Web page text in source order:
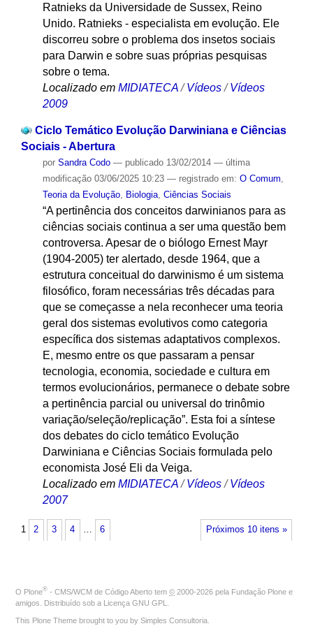
Ratnieks da Universidade de Sussex, Reino
Unido. Ratnieks - especialista em evolução. Ele
discorreu sobre o problema dos insetos sociais
para Darwin e sobre suas próprias pesquisas
sobre o tema.
Localizado em MIDIATECA /Vídeos /Vídeos
2009
Ciclo Temático Evolução Darwiniana e Ciências
Sociais - Abertura
por Sandra Codo — publicado13/02/2014 — última
modificação03/06/2025 10:23 — registrado em: O Comum,
Teoria da Evolução, Biologia, Ciências Sociais
“A pertinência dos conceitos darwinianos para as
ciências sociais continua a ser uma questão bem
controversa. Apesar de o biólogo Ernest Mayr
(1904-2005) ter alertado, desde 1964, que a
estrutura conceitual do darwinismo é um sistema
filosófico, foram necessárias três décadas para
que se começasse a nela reconhecer uma teoria
geral dos sistemas evolutivos como categoria
específica dos sistemas adaptativos complexos.
E, mesmo entre os que passaram a pensar
tecnologia, economia, sociedade e cultura em
termos evolucionários, permanece o debate sobre
a pertinência parcial ou universal do trinômio
variação/seleção/replicação”. Esta foi a síntese
dos debates do ciclo temático Evolução
Darwiniana e Ciências Sociais formulada pelo
economista José Eli da Veiga.
Localizado em MIDIATECA /Vídeos /Vídeos
2007
Próximos 10 itens »
1 2 3 4 … 6
O Plone® - CMS/WCM de Código Aberto tem © 2000-2026 pela Fundação Plone e
amigos. Distribuído sob a Licença GNU GPL
This Plone Theme brought to you by Simples Consultoria